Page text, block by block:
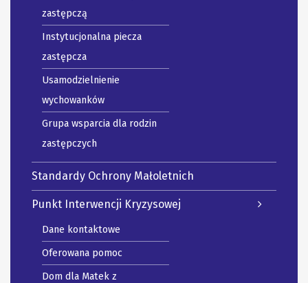
zastępczą
Instytucjonalna piecza
zastępcza
Usamodzielnienie
wychowanków
Grupa wsparcia dla rodzin
zastępczych
Standardy Ochrony Małoletnich
Punkt Interwencji Kryzysowej
Dane kontaktowe
Oferowana pomoc
Dom dla Matek z